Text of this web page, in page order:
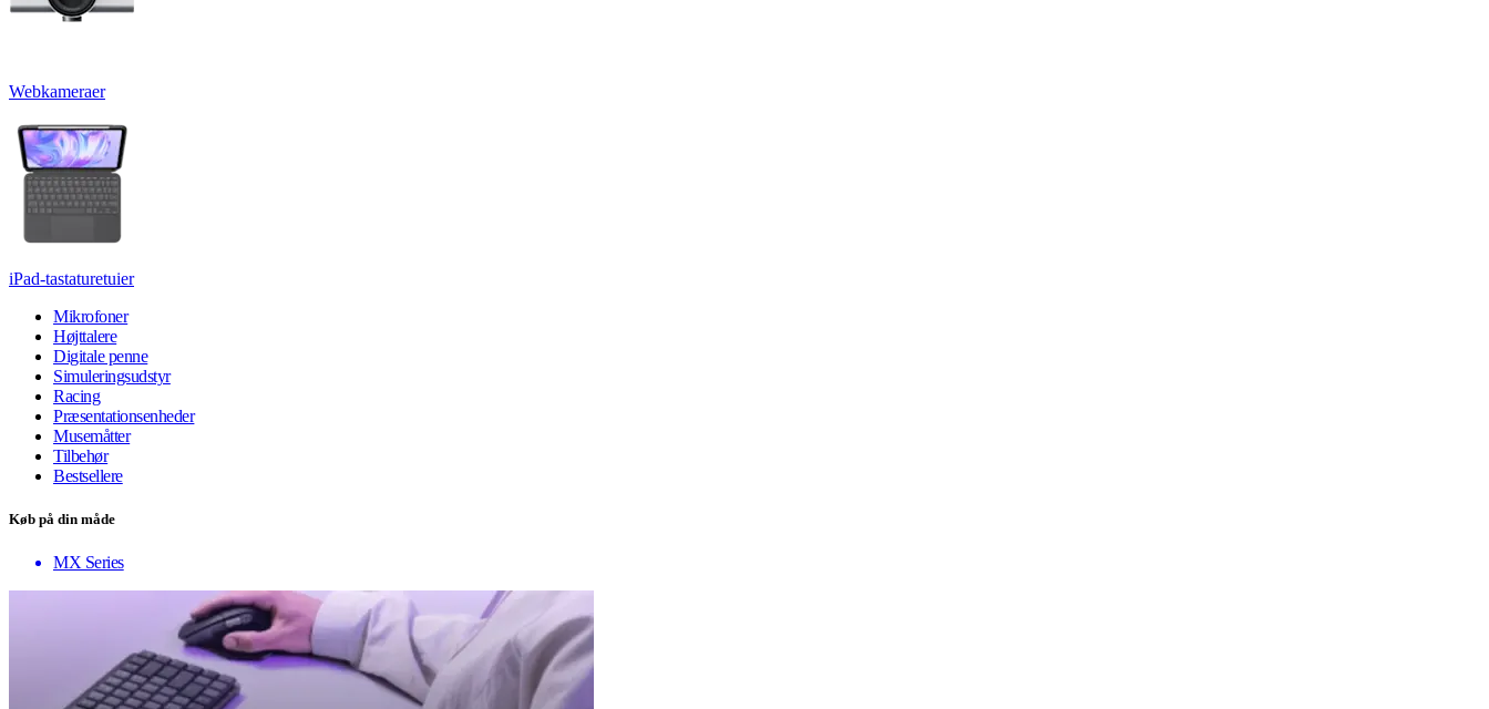
Webkameraer
iPad-tastaturetuier
Mikrofoner
Højttalere
Digitale penne
Simuleringsudstyr
Racing
Præsentationsenheder
Musemåtter
Tilbehør
Bestsellere
Køb på din måde
MX Series